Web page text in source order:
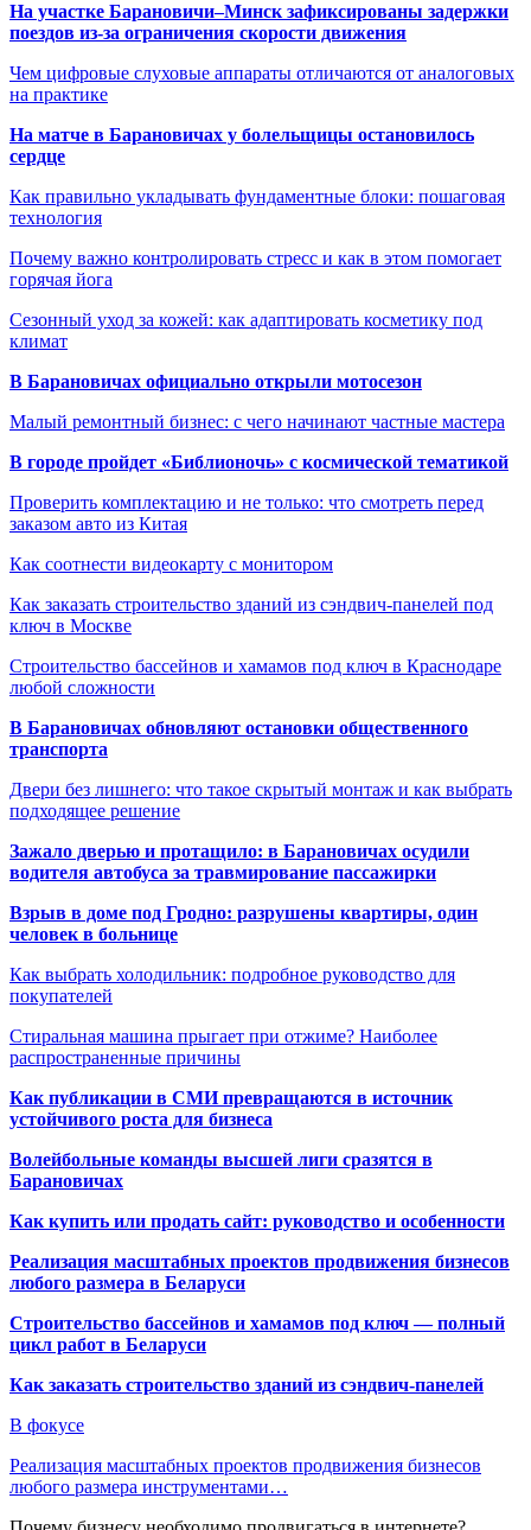
На участке Барановичи–Минск зафиксированы задержки
поездов из-за ограничения скорости движения
Чем цифровые слуховые аппараты отличаются от аналоговых
на практике
На матче в Барановичах у болельщицы остановилось
сердце
Как правильно укладывать фундаментные блоки: пошаговая
технология
Почему важно контролировать стресс и как в этом помогает
горячая йога
Сезонный уход за кожей: как адаптировать косметику под
климат
В Барановичах официально открыли мотосезон
Малый ремонтный бизнес: с чего начинают частные мастера
В городе пройдет «Библионочь» с космической тематикой
Проверить комплектацию и не только: что смотреть перед
заказом авто из Китая
Как соотнести видеокарту с монитором
Как заказать строительство зданий из сэндвич-панелей под
ключ в Москве
Строительство бассейнов и хамамов под ключ в Краснодаре
любой сложности
В Барановичах обновляют остановки общественного
транспорта
Двери без лишнего: что такое скрытый монтаж и как выбрать
подходящее решение
Зажало дверью и протащило: в Барановичах осудили
водителя автобуса за травмирование пассажирки
Взрыв в доме под Гродно: разрушены квартиры, один
человек в больнице
Как выбрать холодильник: подробное руководство для
покупателей
Стиральная машина прыгает при отжиме? Наиболее
распространенные причины
Как публикации в СМИ превращаются в источник
устойчивого роста для бизнеса
Волейбольные команды высшей лиги сразятся в
Барановичах
Как купить или продать сайт: руководство и особенности
Реализация масштабных проектов продвижения бизнесов
любого размера в Беларуси
Строительство бассейнов и хамамов под ключ — полный
цикл работ в Беларуси
Как заказать строительство зданий из сэндвич-панелей
В фокусе
Реализация масштабных проектов продвижения бизнесов
любого размера инструментами…